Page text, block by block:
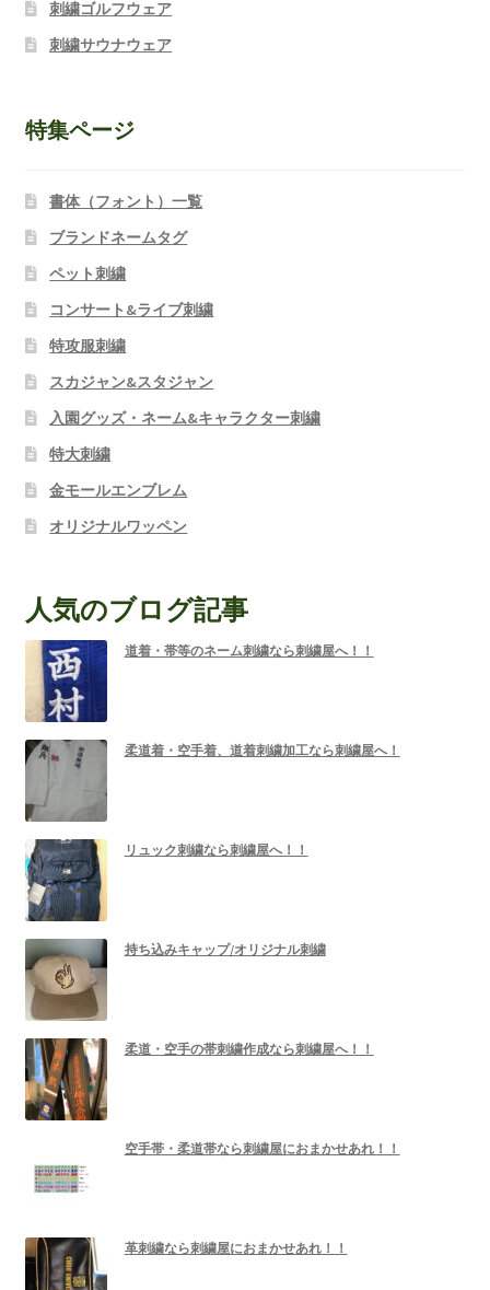
刺繍ゴルフウェア
刺繍サウナウェア
特集ページ
書体（フォント）一覧
ブランドネームタグ
ペット刺繍
コンサート&ライブ刺繍
特攻服刺繍
スカジャン&スタジャン
入園グッズ・ネーム&キャラクター刺繍
特大刺繍
金モールエンブレム
オリジナルワッペン
人気のブログ記事
道着・帯等のネーム刺繍なら刺繍屋へ！！
柔道着・空手着、道着刺繍加工なら刺繍屋へ！
リュック刺繍なら刺繍屋へ！！
持ち込みキャップ/オリジナル刺繍
柔道・空手の帯刺繍作成なら刺繍屋へ！！
空手帯・柔道帯なら刺繍屋におまかせあれ！！
革刺繍なら刺繍屋におまかせあれ！！